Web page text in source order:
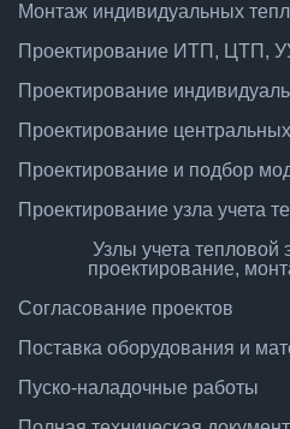
Монтаж индивидуальных
Проектирование ИТП, ЦТП,
Проектирование
Проектирование
Проектирование и подбор
Проектирование узла учета
Узлы учета
проектирование,
Согласование проектов
Поставка оборудования и
Пуско-наладочные работы